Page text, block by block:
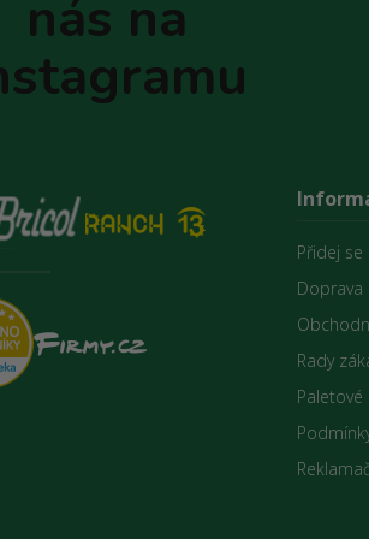
nás na
Přidej se
Doprava
Rady